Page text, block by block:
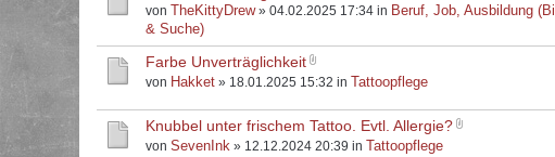
von TheKittyDrew» 04.02.2025 17:34 in Beruf, Job, Ausbildung
& Suche)
Farbe Unverträglichkeit
von Hakket » 18.01.2025 15:32 in Tattoopflege
Knubbel unter frischem Tattoo. Evtl. Allergie?
von SevenInk » 12.12.2024 20:39 in Tattoopflege